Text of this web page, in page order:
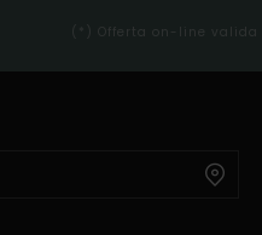
(*) Offerta on-line